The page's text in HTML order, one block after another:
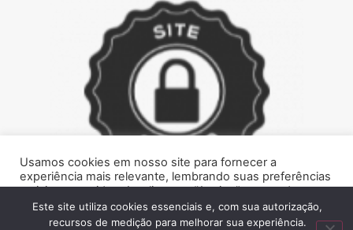
Usamos cookies em nosso site para fornecer a
experiência mais relevante, lembrando suas preferências
e visitas repetidas. Ao clicar em “Aceitar”, concorda com a
utilização de cookies.
Este site utiliza cookies essenciais e, com sua autorização,
recursos de medição para melhorar sua experiência.